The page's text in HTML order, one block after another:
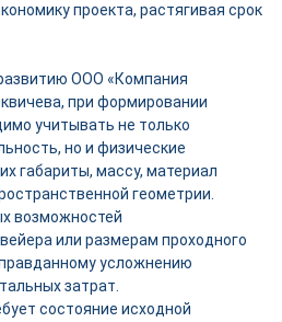
проекта, растягивая срок
ООО «Компания
при формировании
учитывать не только
но и физические
габариты, массу, материал
геометрии.
возможностей
или размерам проходного
усложнению
затрат.
состояние исходной